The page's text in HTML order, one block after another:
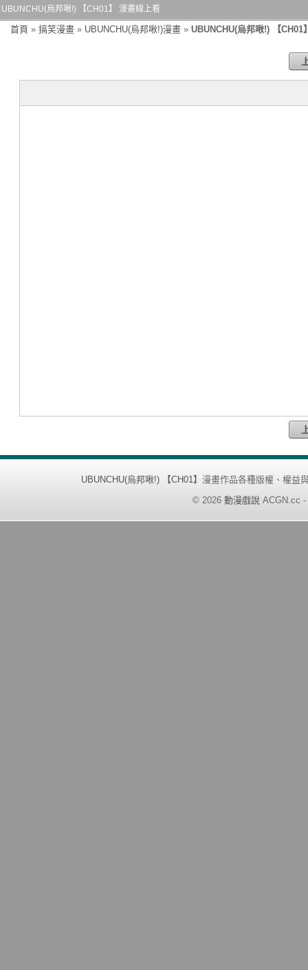
UBUNCHU(烏邦啾!) 【CH01】 漫畫線上看
首頁 » 搞笑漫畫 » UBUNCHU(烏邦啾!)漫畫 » UBUNCHU(烏邦啾!) 【CH01
UBUNCHU(烏邦啾!) 【CH01】 漫畫作品各種版權、權益
© 2026 動漫戲說 ACGN.cc